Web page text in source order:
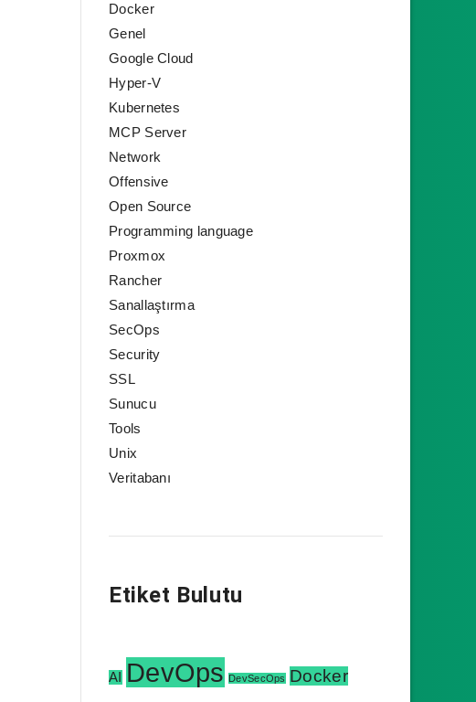
Docker
Genel
Google Cloud
Hyper-V
Kubernetes
MCP Server
Network
Offensive
Open Source
Programming language
Proxmox
Rancher
Sanallaştırma
SecOps
Security
SSL
Sunucu
Tools
Unix
Veritabanı
Etiket Bulutu
AI DevOps DevSecOps Docker